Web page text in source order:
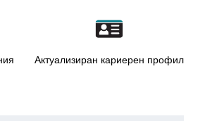
Актуализиран кариерен профил